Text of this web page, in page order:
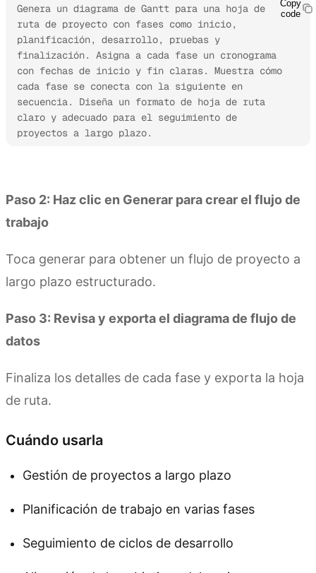
Genera un diagrama de Gantt para una hoja de
ruta de proyecto con fases como inicio,
planificación, desarrollo, pruebas y
finalización. Asigna a cada fase un cronograma
con fechas de inicio y fin claras. Muestra cómo
cada fase se conecta con la siguiente en
secuencia. Diseña un formato de hoja de ruta
claro y adecuado para el seguimiento de
proyectos a largo plazo.
Copy
code
Paso 2: Haz clic en Generar para crear el flujo de
trabajo
Toca generar para obtener un flujo de proyecto a
largo plazo estructurado.
Paso 3: Revisa y exporta el diagrama de flujo de
datos
Finaliza los detalles de cada fase y exporta la hoja
de ruta.
Cuándo usarla
Gestión de proyectos a largo plazo
Planificación de trabajo en varias fases
Seguimiento de ciclos de desarrollo